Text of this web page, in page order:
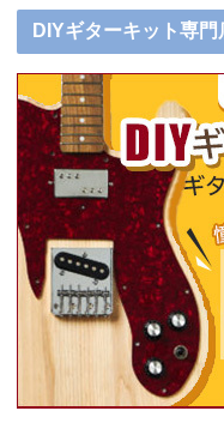
DIYギターキット専門